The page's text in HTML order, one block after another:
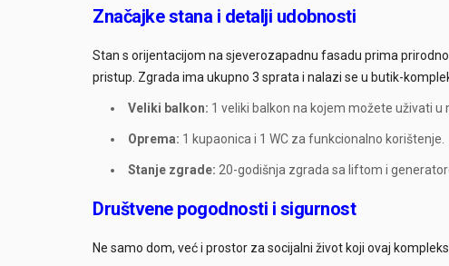
Značajke stana i detalji udobnosti
Stan s orijentacijom na sjeverozapadnu fasadu prima
pristup. Zgrada ima ukupno 3 sprata i nalazi se u butik-
Veliki balkon: 1 veliki balkon na kojem možete uživati u
Oprema: 1 kupaonica i 1 WC za funkcionalno korištenje.
Stanje zgrade: 20-godišnja zgrada sa liftom i
Društvene pogodnosti i sigurnost
Ne samo dom, već i prostor za socijalni život koji ovaj